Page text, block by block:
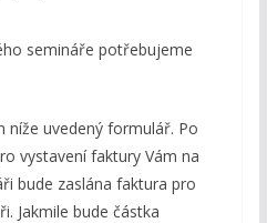
semináře potřebujeme
níže uvedený formulář. Po
vystavení faktury Vám na
bude zaslána faktura pro
Jakmile bude částka